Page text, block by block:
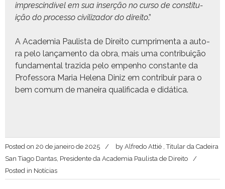
impre­scindív­el em sua inserção no cur­so de con­sti­tu­
ição do proces­so civ­i­lizador do dire­ito.”
A Acad­e­mia Paulista de Dire­ito cumpri­men­ta a auto­
ra pelo lança­men­to da obra, mais uma con­tribuição
fun­da­men­tal trazi­da pelo empen­ho con­stante da
Pro­fes­so­ra Maria Hele­na Diniz em con­tribuir para o
bem comum de maneira qual­i­fi­ca­da e didática.
Posted on 20 de janeiro de 2025 by Alfredo Attié , Titular da Cadeira
San Tiago Dantas, Presidente da Academia Paulista de Direito
Posted in Notícias